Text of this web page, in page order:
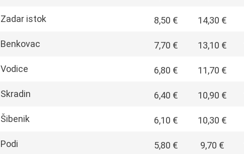
Zadar istok 8,50 € 14,30 €
Benkovac 7,70 € 13,10 €
Vodice 6,80 € 11,70 €
Skradin 6,40 € 10,90 €
Šibenik 6,10 € 10,30 €
Podi 5,80 € 9,70 €